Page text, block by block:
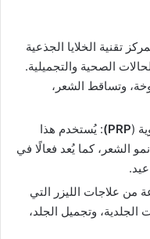
تقنية الخلايا الجذعية
الصحية والتجميلية.
وتساقط الشعر،
(
PRP) : يُستخدم هذا
نمو الشعر، كما يُعد فعالًا في
من علاجات الليزر التي
الجلدية، وتجميل الجلد،